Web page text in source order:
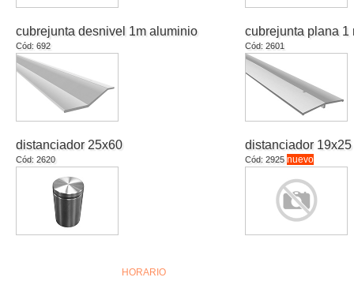
cubrejunta desnivel 1m aluminio
Cód: 692
cubrejunta plana 1
Cód: 2601
distanciador 25x60
Cód: 2620
distanciador 19x25
Cód: 2925 nuevo
HORARIO